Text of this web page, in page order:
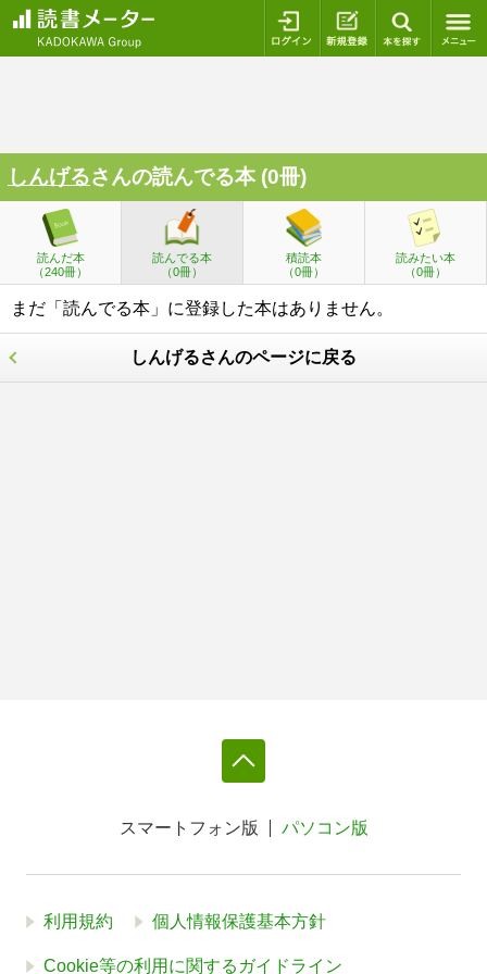
ログイン 新規登録
しんげるさんの読んでる本 (0冊)
読んだ本
（240冊）
読んでる本
（0冊）
積読本
（0冊）
読みたい本
（0冊）
まだ「読んでる本」に登録した本はありません。
しんげるさんのページに戻る
スマートフォン版 パソコン版
利用規約 個人情報保護基本方針
Cookie等の利用に関するガイドライン